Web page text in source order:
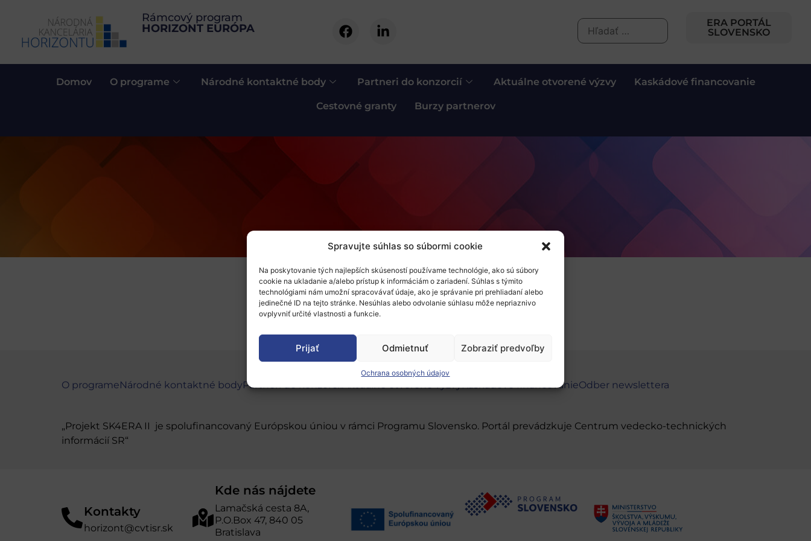
Spravujte súhlas so súbormi cookie
Na poskytovanie tých najlepších skúseností používame technológie, ako sú súbory
cookie na ukladanie a/alebo prístup k informáciám o zariadení. Súhlas s týmito
technológiami nám umožní spracovávať údaje, ako je správanie pri prehliadaní alebo
jedinečné ID na tejto stránke. Nesúhlas alebo odvolanie súhlasu môže nepriaznivo
ovplyvniť určité vlastnosti a funkcie.
Prijať Odmietnuť Zobraziť predvoľby
Ochrana osobných údajov
Rámcový program
HORIZONT EURÓPA
ERA PORTÁL
SLOVENSKO
Domov O programe Národné kontaktné body Partneri do konzorcií Aktuálne otvorené výzvy Kaskádové financovanie
Cestovné granty Burzy partnerov
O programeNárodné kontaktné bodyPartneri do konzorciíAktuálne otvorené výzvyKaskádové financovanieOdber newslettera
„Projekt SK4ERA II je spolufinancovaný Európskou úniou v rámci Programu Slovensko. Portál prevádzkuje Centrum vedecko-technických
informácií SR“
Kontakty
horizont@cvtisr.sk
Kde nás nájdete
Lamačská cesta 8A,
P.O.Box 47, 840 05
Bratislava